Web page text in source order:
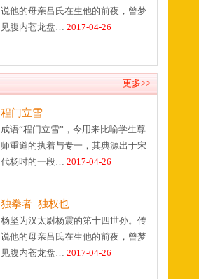
说他的母亲吕氏在生他的前夜，曾梦
见腹内苍龙盘… 2017-04-26
更多>>
程门立雪
成语“程门立雪”，今用来比喻学生尊
师重道的执着与专一，其典源出于宋
代杨时的一段… 2017-04-26
独拳者 独权也
杨坚为汉太尉杨震的第十四世孙。传
说他的母亲吕氏在生他的前夜，曾梦
见腹内苍龙盘… 2017-04-26